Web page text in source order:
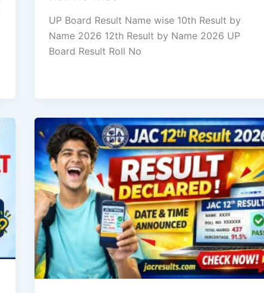
UP Board Result Name wise 10th Result by
Name 2026 12th Result by Name 2026 UP
Board Result Roll No